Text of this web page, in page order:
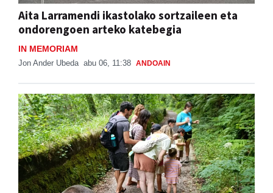
Aita Larramendi ikastolako sortzaileen eta
ondorengoen arteko katebegia
IN MEMORIAM
Jon Ander Ubeda abu 06, 11:38 ANDOAIN